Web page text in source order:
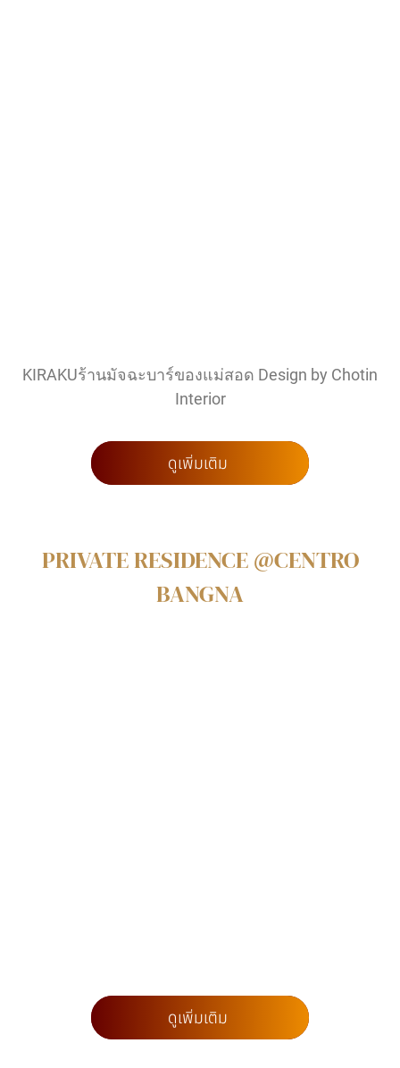
KIRAKUร้านมัจฉะบาร์ของแม่สอด Design by Chotin
Interior
ดูเพิ่มเติม
PRIVATE RESIDENCE @CENTRO
BANGNA
ดูเพิ่มเติม